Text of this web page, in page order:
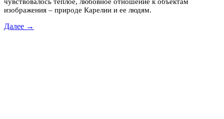
изображения – природе Карелии и ее людям.
Далее →